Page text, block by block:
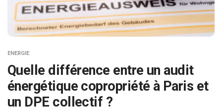
ENERGIE
Quelle différence entre un audit
énergétique copropriété à Paris et
un DPE collectif ?